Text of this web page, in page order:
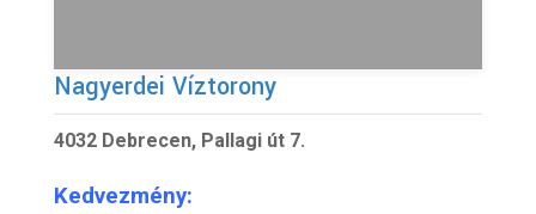
Nagyerdei Víztorony
4032 Debrecen, Pallagi út 7.
Kedvezmény: